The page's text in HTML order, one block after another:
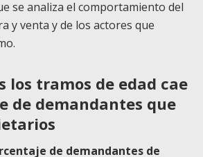
se analiza el comportamiento del
y venta y de los actores que
los tramos de edad cae
de demandantes que
de demandantes de